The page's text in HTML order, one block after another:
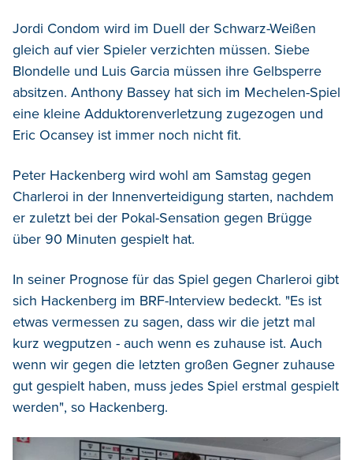
Jordi Condom wird im Duell der Schwarz-Weißen
gleich auf vier Spieler verzichten müssen. Siebe
Blondelle und Luis Garcia müssen ihre Gelbsperre
absitzen. Anthony Bassey hat sich im Mechelen-Spiel
eine kleine Adduktorenverletzung zugezogen und
Eric Ocansey ist immer noch nicht fit.
Peter Hackenberg wird wohl am Samstag gegen
Charleroi in der Innenverteidigung starten, nachdem
er zuletzt bei der Pokal-Sensation gegen Brügge
über 90 Minuten gespielt hat.
In seiner Prognose für das Spiel gegen Charleroi gibt
sich Hackenberg im BRF-Interview bedeckt. "Es ist
etwas vermessen zu sagen, dass wir die jetzt mal
kurz wegputzen - auch wenn es zuhause ist. Auch
wenn wir gegen die letzten großen Gegner zuhause
gut gespielt haben, muss jedes Spiel erstmal gespielt
werden", so Hackenberg.